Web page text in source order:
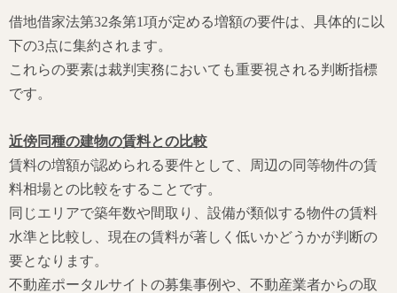
借地借家法第32条第1項が定める増額の要件は、具体的に以
下の3点に集約されます。
これらの要素は裁判実務においても重要視される判断指標
です。
近傍同種の建物の賃料との比較
賃料の増額が認められる要件として、周辺の同等物件の賃
料相場との比較をすることです。
同じエリアで築年数や間取り、設備が類似する物件の賃料
水準と比較し、現在の賃料が著しく低いかどうかが判断の
要となります。
不動産ポータルサイトの募集事例や、不動産業者からの取